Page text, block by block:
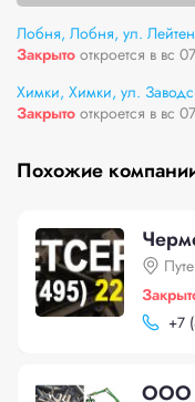
Лобня, Лобня, ул.
Закрыто откроется в вс
Химки, Химки, ул.
Закрыто откроется в вс
Похожие
+7
ООО